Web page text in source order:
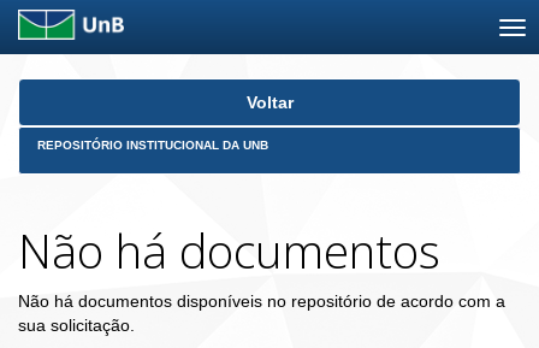
Skip
Voltar
REPOSITÓRIO INSTITUCIONAL DA UNB
Não há documentos
Não há documentos disponíveis no repositório de acordo com a
sua solicitação.